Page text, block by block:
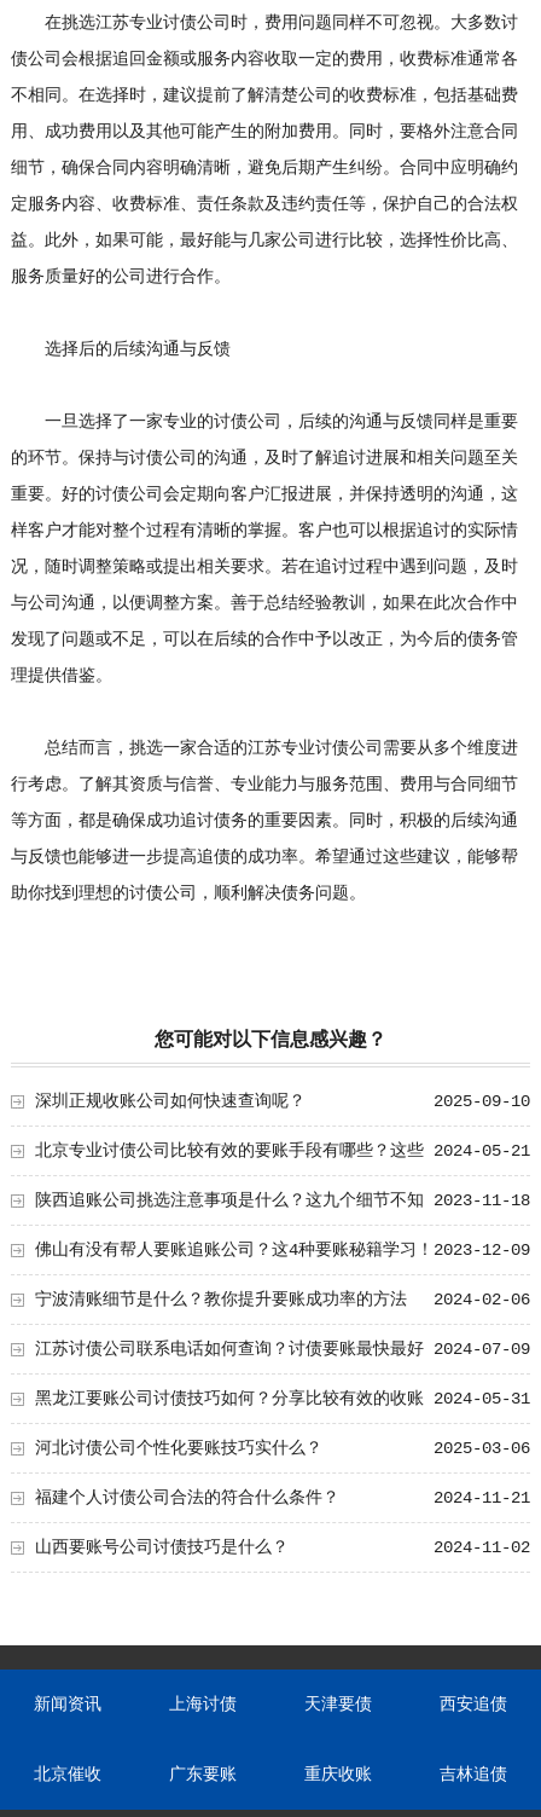
在挑选江苏专业讨债公司时，费用问题同样不可忽视。大多数讨
债公司会根据追回金额或服务内容收取一定的费用，收费标准通常各
不相同。在选择时，建议提前了解清楚公司的收费标准，包括基础费
用、成功费用以及其他可能产生的附加费用。同时，要格外注意合同
细节，确保合同内容明确清晰，避免后期产生纠纷。合同中应明确约
定服务内容、收费标准、责任条款及违约责任等，保护自己的合法权
益。此外，如果可能，最好能与几家公司进行比较，选择性价比高、
服务质量好的公司进行合作。
选择后的后续沟通与反馈
一旦选择了一家专业的讨债公司，后续的沟通与反馈同样是重要
的环节。保持与讨债公司的沟通，及时了解追讨进展和相关问题至关
重要。好的讨债公司会定期向客户汇报进展，并保持透明的沟通，这
样客户才能对整个过程有清晰的掌握。客户也可以根据追讨的实际情
况，随时调整策略或提出相关要求。若在追讨过程中遇到问题，及时
与公司沟通，以便调整方案。善于总结经验教训，如果在此次合作中
发现了问题或不足，可以在后续的合作中予以改正，为今后的债务管
理提供借鉴。
总结而言，挑选一家合适的江苏专业讨债公司需要从多个维度进
行考虑。了解其资质与信誉、专业能力与服务范围、费用与合同细节
等方面，都是确保成功追讨债务的重要因素。同时，积极的后续沟通
与反馈也能够进一步提高追债的成功率。希望通过这些建议，能够帮
助你找到理想的讨债公司，顺利解决债务问题。
您可能对以下信息感兴趣？
2025-09-10
深圳正规收账公司如何快速查询呢？
2024-05-21
北京专业讨债公司比较有效的要账手段有哪些？这些
细节要知道！ 2023-11-18
陕西追账公司挑选注意事项是什么？这九个细节不知
道要吃大亏了 2023-12-09
佛山有没有帮人要账追账公司？这4种要账秘籍学习！
2024-02-06
宁波清账细节是什么？教你提升要账成功率的方法
2024-07-09
江苏讨债公司联系电话如何查询？讨债要账最快最好
方法 2024-05-31
黑龙江要账公司讨债技巧如何？分享比较有效的收账
要账技巧！ 2025-03-06
河北讨债公司个性化要账技巧实什么？
2024-11-21
福建个人讨债公司合法的符合什么条件？
2024-11-02
山西要账号公司讨债技巧是什么？
新闻资讯 上海讨债 天津要债 西安追债
北京催收 广东要账 重庆收账 吉林追债